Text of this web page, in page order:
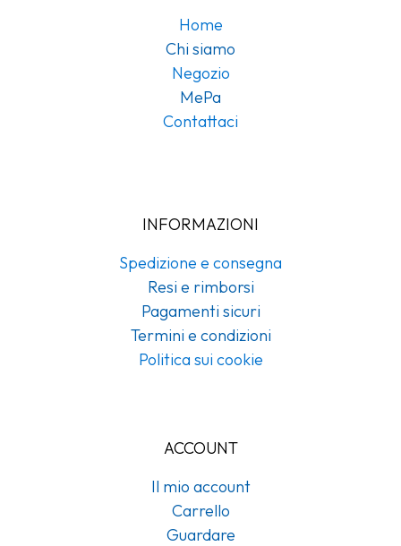
Home
Chi siamo
Negozio
MePa
Contattaci
INFORMAZIONI
Spedizione e consegna
Resi e rimborsi
Pagamenti sicuri
Termini e condizioni
Politica sui cookie
ACCOUNT
Il mio account
Carrello
Guardare